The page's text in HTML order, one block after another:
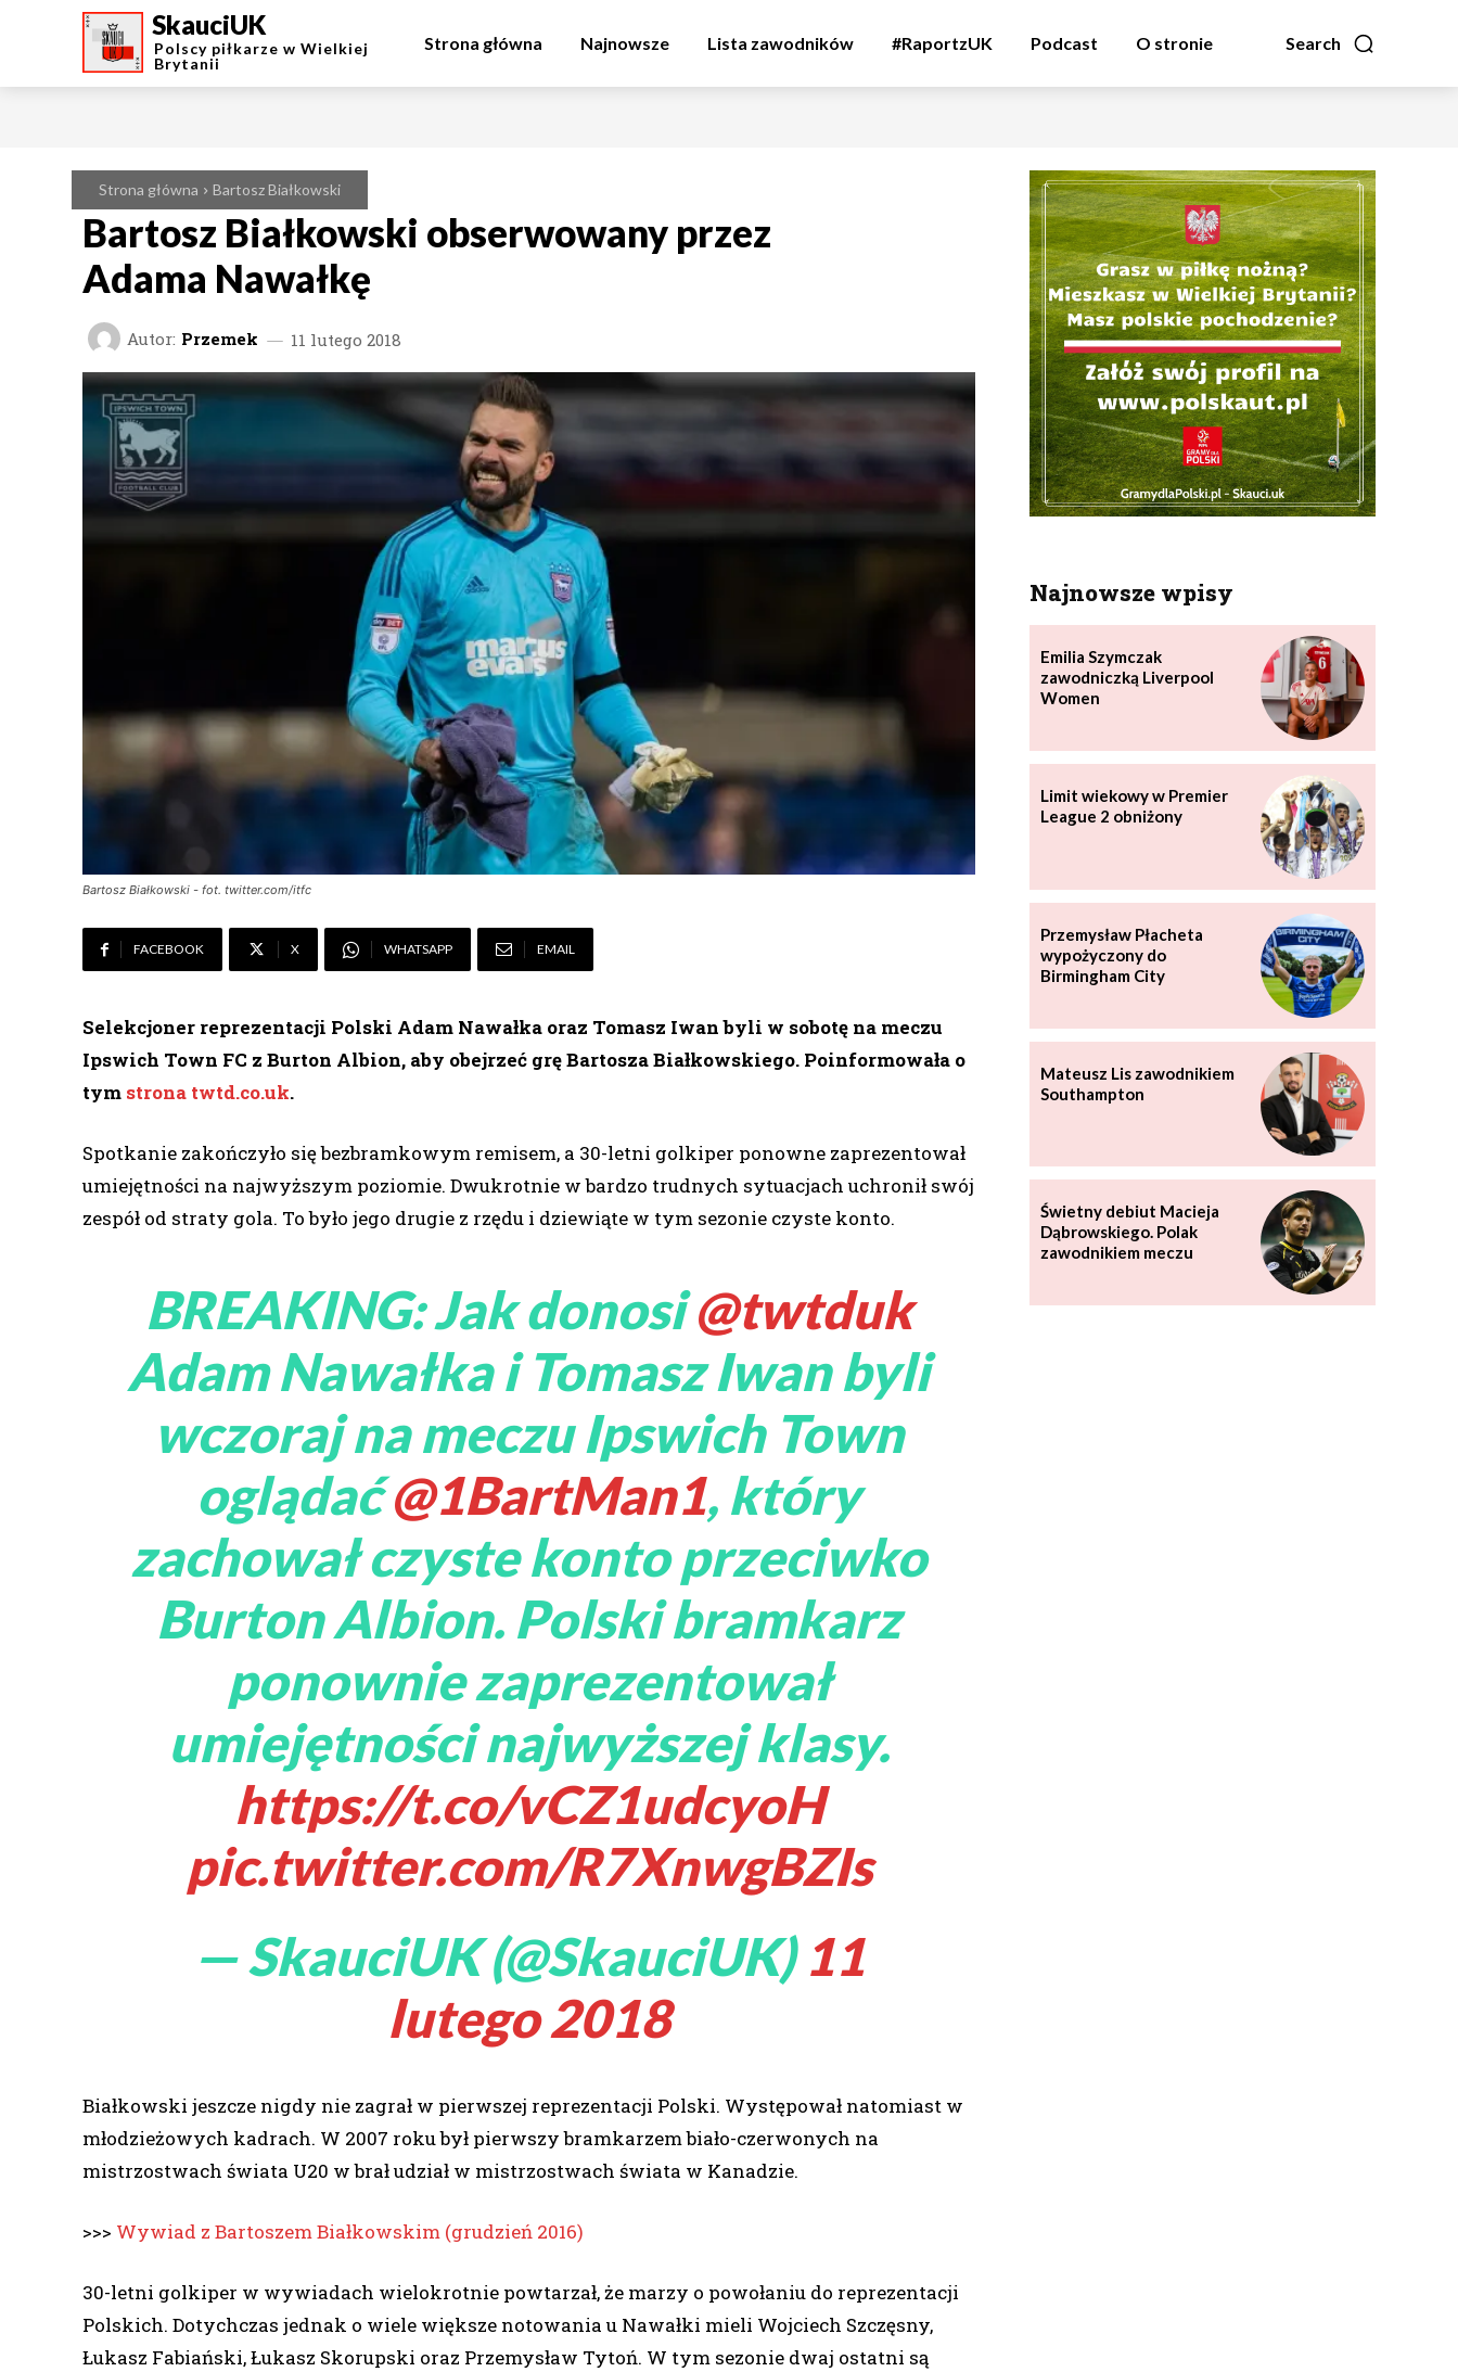
SkauciUK
Polscy piłkarze w Wielkiej
Brytanii
Search
Strona główna Najnowsze Lista zawodników #RaportzUK Podcast O stronie
Strona główna Bartosz Białkowski
Bartosz Białkowski obserwowany przez
Adama Nawałkę
Autor: Przemek 11 lutego 2018
Bartosz Białkowski - fot. twitter.com/itfc
FACEBOOK X WHATSAPP EMAIL
Selekcjoner reprezentacji Polski Adam Nawałka oraz Tomasz Iwan byli w sobotę na meczu
Ipswich Town FC z Burton Albion, aby obejrzeć grę Bartosza Białkowskiego. Poinformowała o
tym strona twtd.co.uk.
Spotkanie zakończyło się bezbramkowym remisem, a 30-letni golkiper ponowne zaprezentował
umiejętności na najwyższym poziomie. Dwukrotnie w bardzo trudnych sytuacjach uchronił swój
zespół od straty gola. To było jego drugie z rzędu i dziewiąte w tym sezonie czyste konto.
BREAKING: Jak donosi@twtduk
Adam Nawałka i Tomasz Iwan byli
wczoraj na meczu Ipswich Town
oglądać@1BartMan1, który
zachował czyste konto przeciwko
Burton Albion. Polski bramkarz
ponownie zaprezentował
umiejętności najwyższej klasy.
https://t.co/vCZ1udcyoH
pic.twitter.com/R7XnwgBZIs
— SkauciUK (@SkauciUK)11
lutego 2018
Białkowski jeszcze nigdy nie zagrał w pierwszej reprezentacji Polski. Występował natomiast w
młodzieżowych kadrach. W 2007 roku był pierwszy bramkarzem biało-czerwonych na
mistrzostwach świata U20 w brał udział w mistrzostwach świata w Kanadzie.
>>> Wywiad z Bartoszem Białkowskim (grudzień 2016)
30-letni golkiper w wywiadach wielokrotnie powtarzał, że marzy o powołaniu do reprezentacji
Polskich. Dotychczas jednak o wiele większe notowania u Nawałki mieli Wojciech Szczęsny,
Łukasz Fabiański, Łukasz Skorupski oraz Przemysław Tytoń. W tym sezonie dwaj ostatni są
Najnowsze wpisy
Emilia Szymczak
zawodniczką Liverpool
Women
Limit wiekowy w Premier
League 2 obniżony
Przemysław Płacheta
wypożyczony do
Birmingham City
Mateusz Lis zawodnikiem
Southampton
Świetny debiut Macieja
Dąbrowskiego. Polak
zawodnikiem meczu